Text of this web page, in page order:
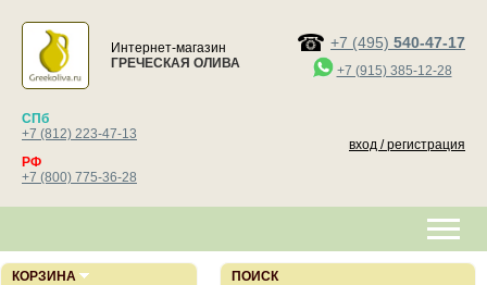
Интернет-магазин
ГРЕЧЕСКАЯ ОЛИВА
+7 (495) 540-47-17
+7 (915) 385-12-28
СПб
+7 (812) 223-47-13
РФ
+7 (800) 775-36-28
вход / регистрация
ПОИСК
КОРЗИНА